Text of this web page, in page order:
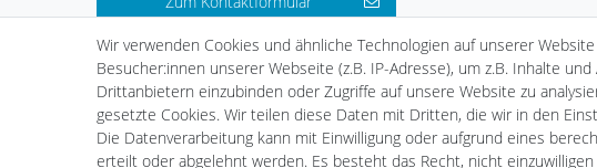
Impressum Daten­schutz­erklärung
Wir verwenden Cookies und ähnliche Technologien auf unserer
Besucher:innen unserer Webseite (z.B. IP-Adresse), um z.B. Inhalte
Drittanbietern einzubinden oder Zugriffe auf unsere Website zu
gesetzte Cookies. Wir teilen diese Daten mit Dritten, die wir in den
Die Datenverarbeitung kann mit Einwilligung oder aufgrund eines
erteilt oder abgelehnt werden. Es besteht das Recht, nicht